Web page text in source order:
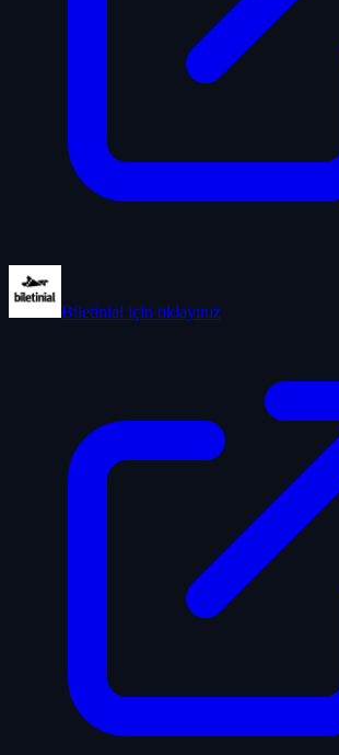
Biletinial için tıklayınız